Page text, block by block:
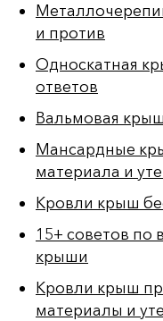
и против
Односкатная
ответов
Вальмовая
Мансардные
материала и
Кровли крыш
15+ советов по
крыши
Кровли крыш
материалы и